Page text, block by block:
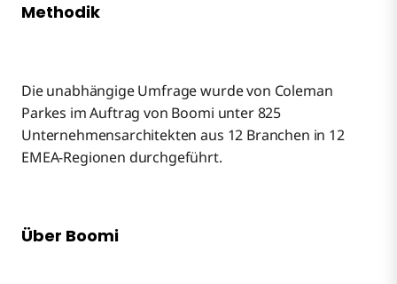
Methodik
Die unabhängige Umfrage wurde von Coleman
Parkes im Auftrag von Boomi unter 825
Unternehmensarchitekten aus 12 Branchen in 12
EMEA-Regionen durchgeführt.
Über Boomi